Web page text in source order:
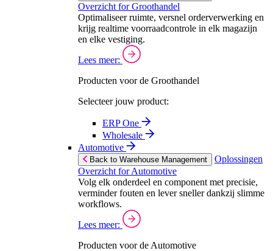
Overzicht for Groothandel
Optimaliseer ruimte, versnel orderverwerking en
krijg realtime voorraadcontrole in elk magazijn
en elke vestiging.
Lees meer:
Producten voor de Groothandel
Selecteer jouw product:
ERP One
Wholesale
Automotive
Back to Warehouse Management
Oplossingen
Overzicht for Automotive
Volg elk onderdeel en component met precisie,
verminder fouten en lever sneller dankzij slimme
workflows.
Lees meer:
Producten voor de Automotive